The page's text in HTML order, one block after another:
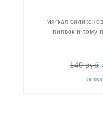
Мягкая
пиявок и тому
140 руб
со